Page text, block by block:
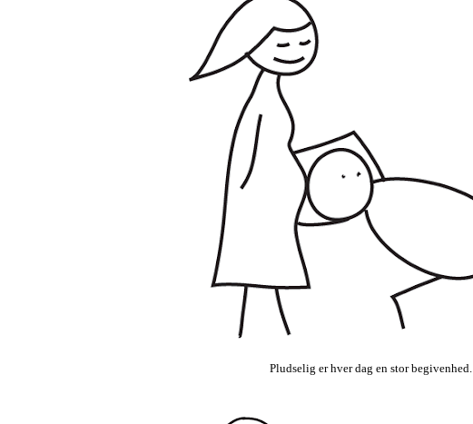
Pludselig er hver dag en stor begivenhed.